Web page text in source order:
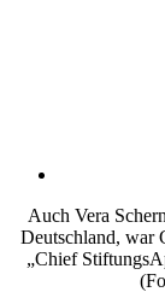
Auch Vera
Deutschland, war
„Chief